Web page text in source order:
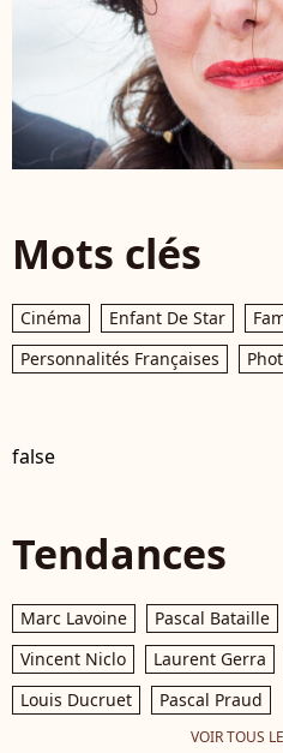
Mots clés
Cinéma Enfant De Star
Personnalités Françaises
false
Tendances
Marc Lavoine Pascal Bataille
Vincent Niclo
Laurent Gerra
Louis Ducruet
Pascal Praud
VOIR TOUS